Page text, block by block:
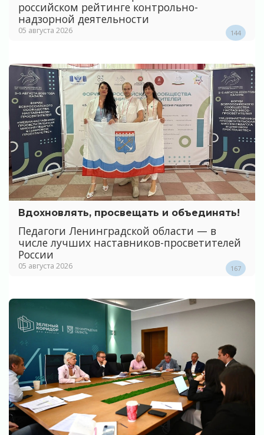
российском рейтинге контрольно-
надзорной деятельности
05 августа 2026 144
Вдохновлять, просвещать и объединять!
Педагоги Ленинградской области — в
числе лучших наставников-просветителей
России
05 августа 2026 167